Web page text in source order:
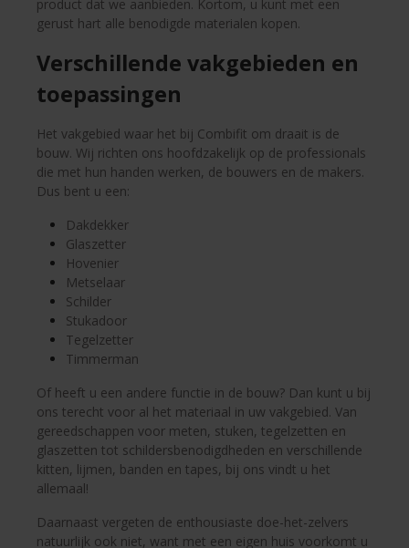
product dat we aanbieden. Kortom, u kunt met een
gerust hart alle benodigde materialen kopen.
Verschillende vakgebieden en
toepassingen
Het vakgebied waar het bij Combifit om draait is de
bouw. Wij richten ons hoofdzakelijk op de professionals
die met hun handen werken, de bouwers en de makers.
Dus bent u een:
Dakdekker
Glaszetter
Hovenier
Metselaar
Schilder
Stukadoor
Tegelzetter
Timmerman
Of heeft u een andere functie in de bouw? Dan kunt u bij
ons terecht voor al het materiaal in uw vakgebied. Van
gereedschappen voor meten, stuken, tegelzetten en
glaszetten tot schildersbenodigdheden en verschillende
kitten, lijmen, banden en tapes, bij ons vindt u het
allemaal!
Daarnaast vergeten de enthousiaste doe-het-zelvers
natuurlijk ook niet, want met een eigen huis voorkomt u